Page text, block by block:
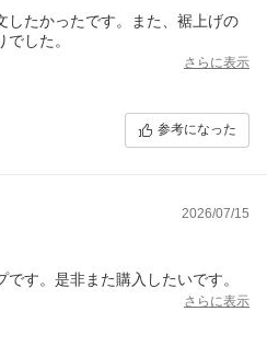
したかったです。また、裾上げの
した。
さらに表示
参考になった
2026/07/15
す。是非また購入したいです。
さらに表示